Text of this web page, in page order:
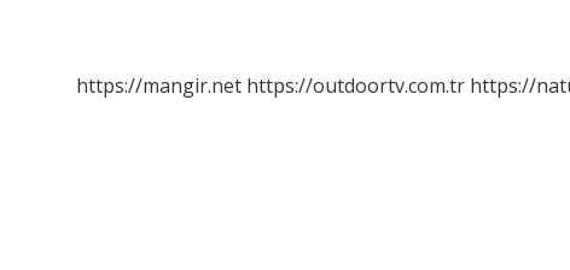
https://mangir.net https://outdoortv.com.tr https://